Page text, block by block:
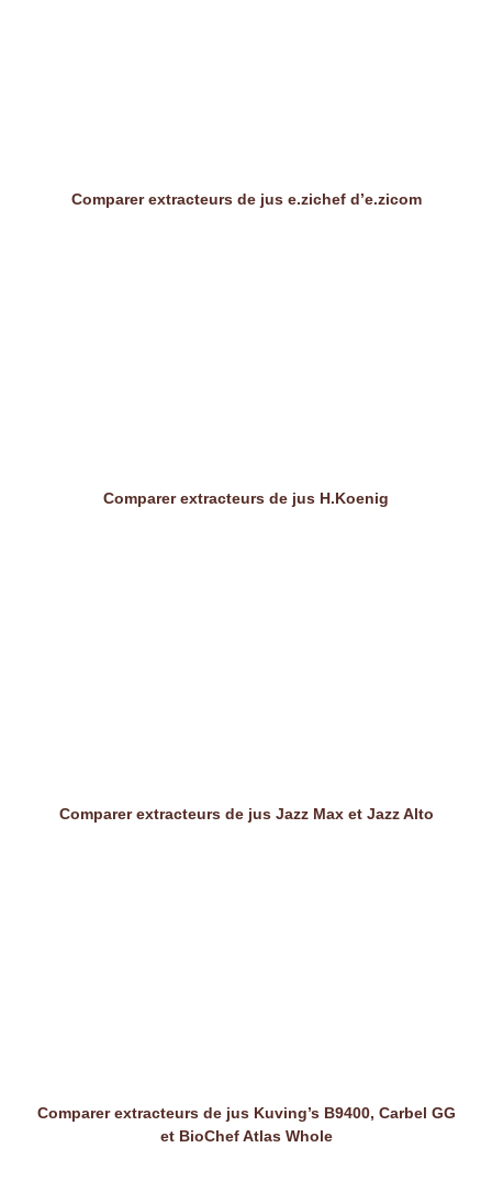
Comparer extracteurs de jus e.zichef d’e.zicom
Comparer extracteurs de jus H.Koenig
Comparer extracteurs de jus Jazz Max et Jazz Alto
Comparer extracteurs de jus Kuving’s B9400, Carbel GG
et BioChef Atlas Whole